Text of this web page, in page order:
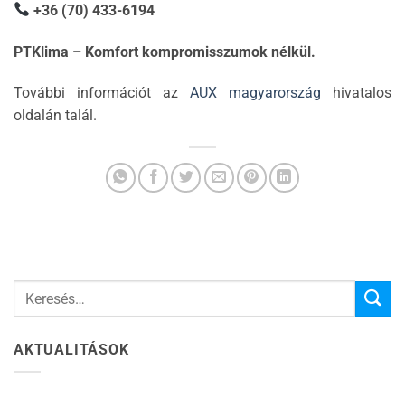
+36 (70) 433-6194
PTKlima – Komfort kompromisszumok nélkül.
További információt az AUX magyarország hivatalos
oldalán talál.
AKTUALITÁSOK